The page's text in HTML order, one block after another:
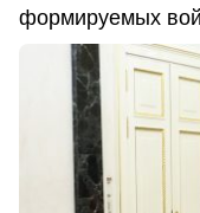
формируемых